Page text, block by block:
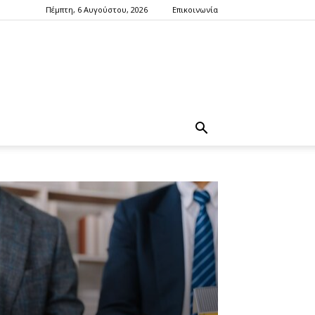
Πέμπτη, 6 Αυγούστου, 2026 Επικοινωνία